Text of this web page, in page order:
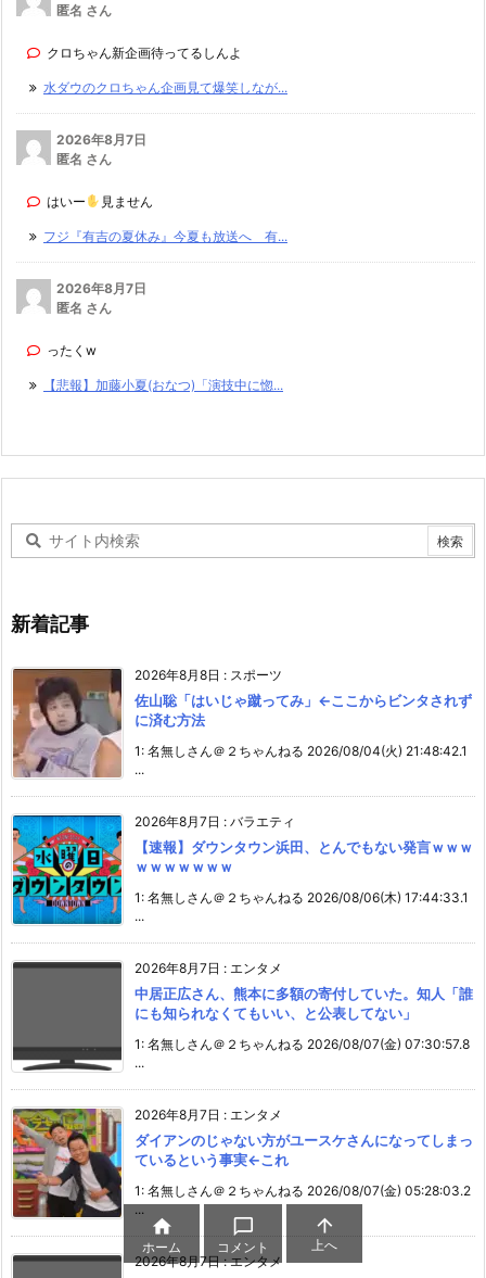
匿名 さん
クロちゃん新企画待ってるしんよ
水ダウのクロちゃん企画見て爆笑しなが...
2026年8月7日
匿名 さん
はいー 見ません
フジ『有吉の夏休み』今夏も放送へ 有...
2026年8月7日
匿名 さん
ったくw
【悲報】加藤小夏(おなつ)「演技中に惚...
新着記事
2026年8月8日 : スポーツ
佐山聡「はいじゃ蹴ってみ」←ここからビンタされず
に済む方法
1: 名無しさん＠２ちゃんねる 2026/08/04(火) 21:48:42.1
...
2026年8月7日 : バラエティ
【速報】ダウンタウン浜田、とんでもない発言ｗｗｗ
ｗｗｗｗｗｗｗ
1: 名無しさん＠２ちゃんねる 2026/08/06(木) 17:44:33.1
...
2026年8月7日 : エンタメ
中居正広さん、熊本に多額の寄付していた。知人「誰
にも知られなくてもいい、と公表してない」
1: 名無しさん＠２ちゃんねる 2026/08/07(金) 07:30:57.8
...
2026年8月7日 : エンタメ
ダイアンのじゃない方がユースケさんになってしまっ
ているという事実←これ
1: 名無しさん＠２ちゃんねる 2026/08/07(金) 05:28:03.2
...
2026年8月7日:エンタメ

ホーム

コメント

上へ